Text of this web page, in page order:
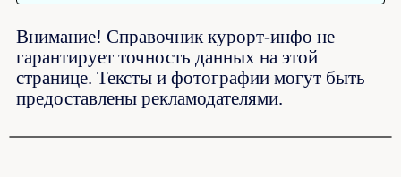
Внимание! Справочник курорт-инфо не
гарантирует точность данных на этой
странице. Тексты и фотографии могут быть
предоставлены рекламодателями.